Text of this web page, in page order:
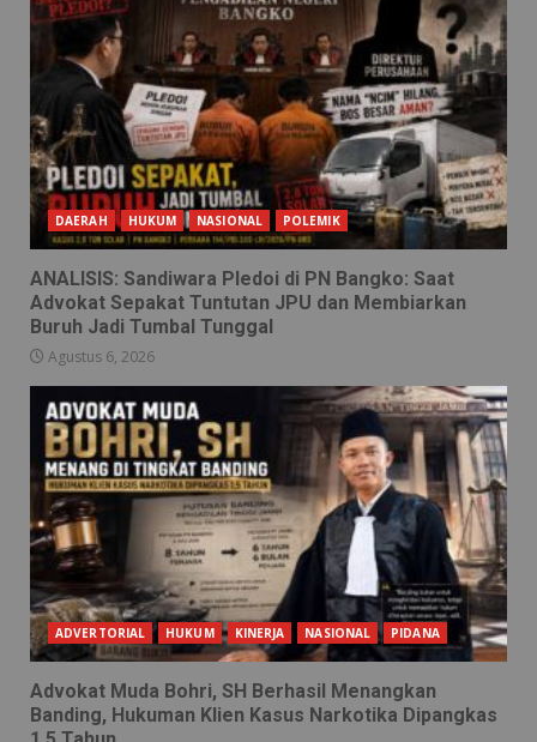
DAERAH HUKUM NASIONAL POLEMIK
ANALISIS: Sandiwara Pledoi di PN Bangko: Saat
Advokat Sepakat Tuntutan JPU dan Membiarkan
Buruh Jadi Tumbal Tunggal
Agustus 6, 2026
ADVERTORIAL HUKUM KINERJA NASIONAL PIDANA
Advokat Muda Bohri, SH Berhasil Menangkan
Banding, Hukuman Klien Kasus Narkotika Dipangkas